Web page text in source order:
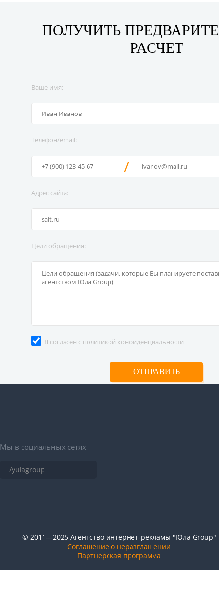
ПОЛУЧИТЬ
РАСЧЕТ
Ваше имя:
Телефон/email:
/
Адрес сайта:
Цели обращения:
Я согласен с политикой конфиденциальности
Мы в социальных сетях
/yulagroup
© 2011—2025 Агентство интернет-рекламы "Юла Group"
Соглашение о неразглашении
Партнерская программа